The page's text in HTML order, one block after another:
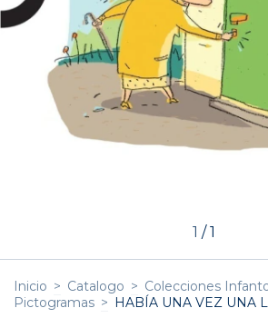
1 /1
Inicio > Catalogo > Colecciones
Pictogramas > HABÍA UNA VEZ UNA